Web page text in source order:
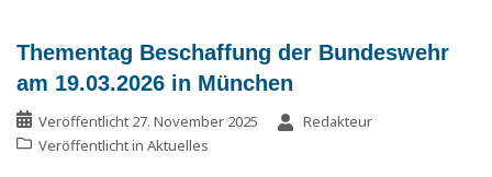
Thementag Beschaffung der Bundeswehr
am 19.03.2026 in München
Veröffentlicht 27. November 2025
Redakteur
Veröffentlicht in Aktuelles